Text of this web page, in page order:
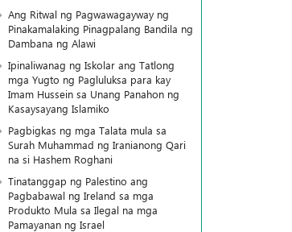
Ang Ritwal ng Pagwawagayway ng
Pinakamalaking Pinagpalang Bandila ng
Dambana ng Alawi
Ipinaliwanag ng Iskolar ang Tatlong
mga Yugto ng Pagluluksa para kay
Imam Hussein sa Unang Panahon ng
Kasaysayang Islamiko
Pagbigkas ng mga Talata mula sa
Surah Muhammad ng Iranianong Qari
na si Hashem Roghani
Tinatanggap ng Palestino ang
Pagbabawal ng Ireland sa mga
Produkto Mula sa Ilegal na mga
Pamayanan ng Israel